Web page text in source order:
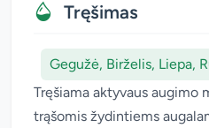
Tręšimas
Gegužė, Birželis, Liepa,
Tręšiama aktyvaus augimo
trąšomis žydintiems